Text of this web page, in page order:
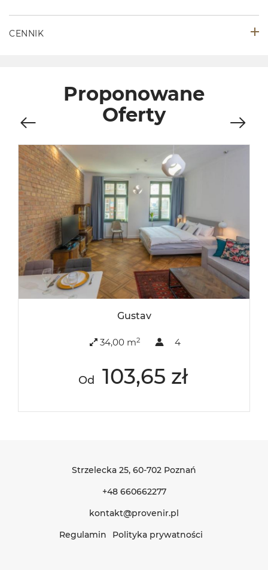
CENNIK
Proponowane
Oferty
Gustav
34,00 m2 4
Od 103,65 zł
Strzelecka 25, 60-702 Poznań
+48 660662277
kontakt@provenir.pl
Regulamin
Polityka prywatności